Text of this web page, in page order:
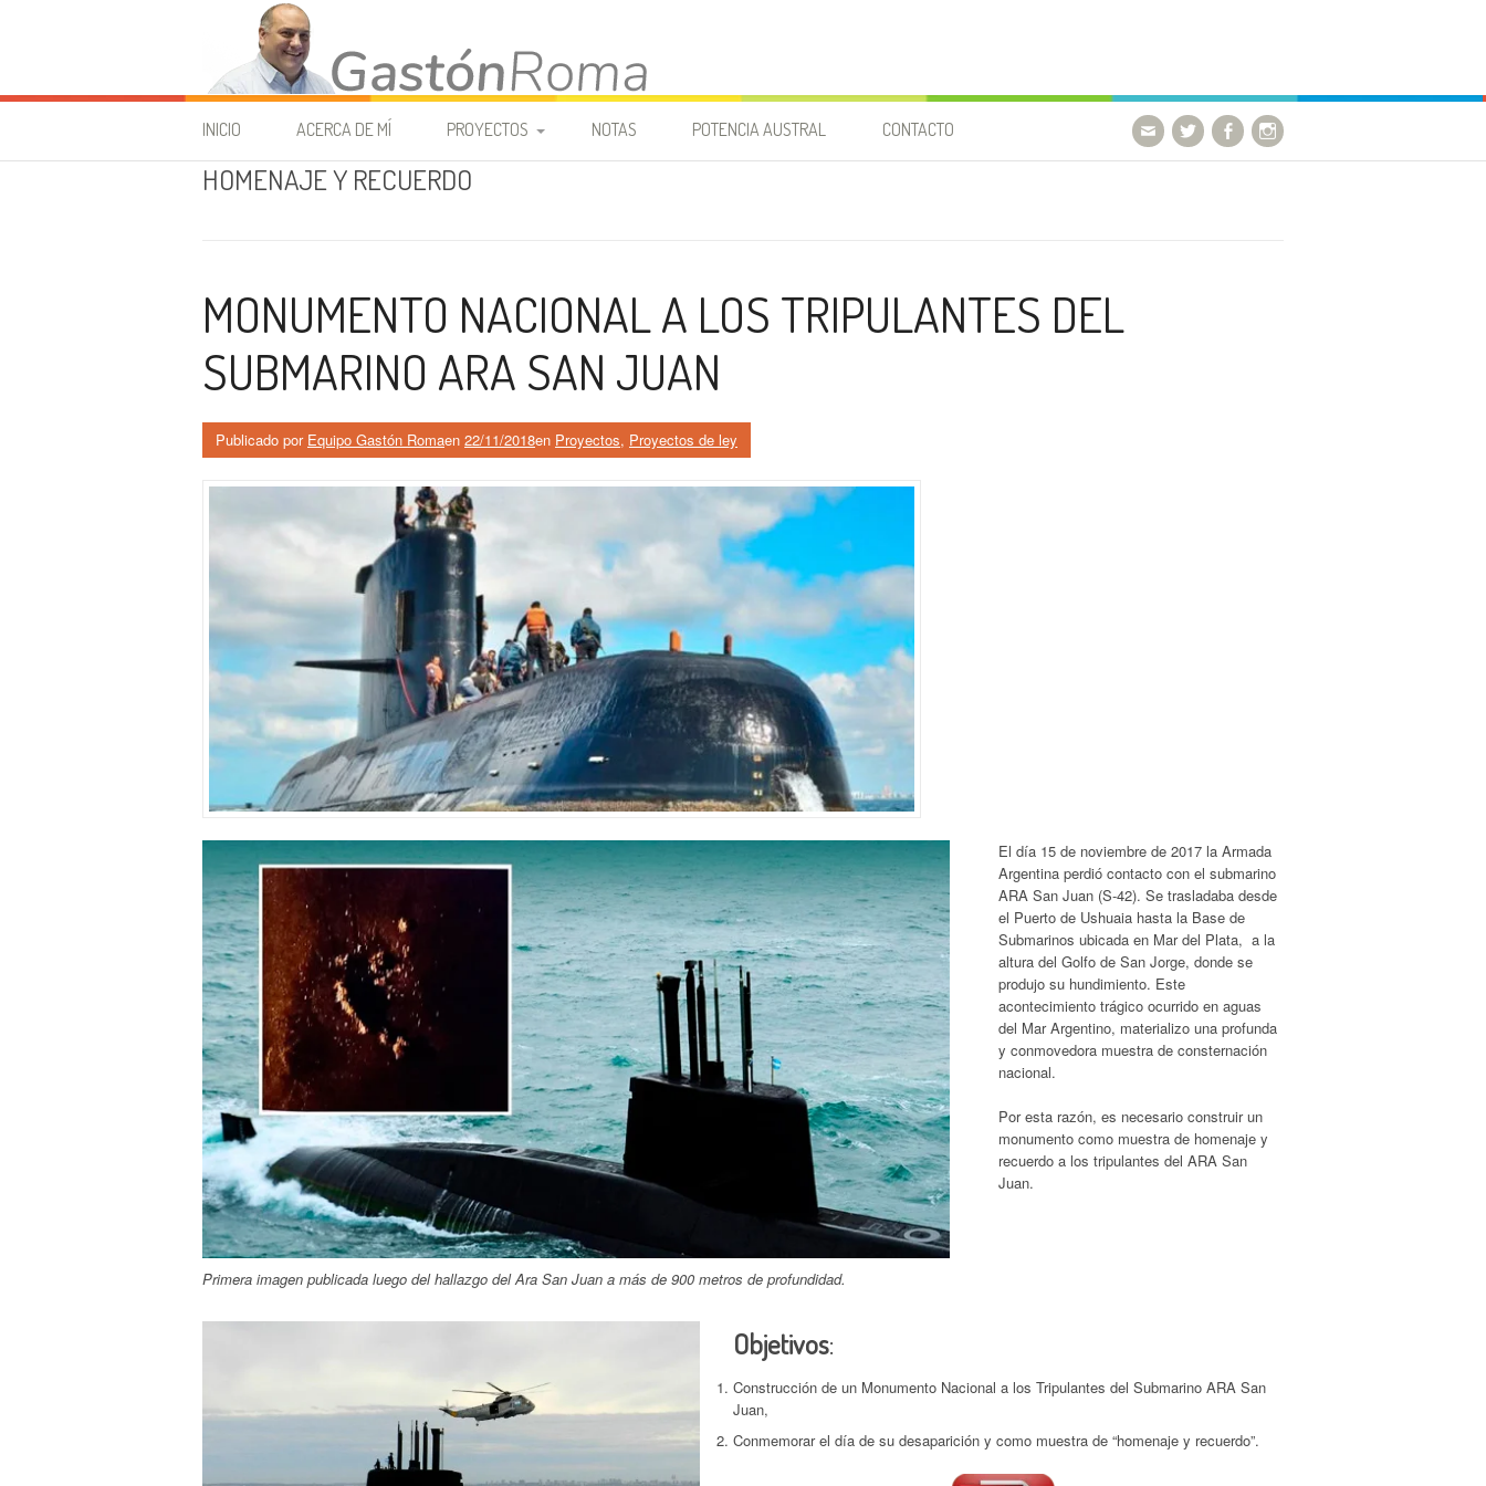
Gastón Roma – Diputado Nacional – Tierra del Fuego
INICIO ACERCA DE MÍ PROYECTOS
PROYECTOS DE LEY
PROYECTOS DE
NOTAS POTENCIA AUSTRAL CONTACTO
HOMENAJE Y RECUERDO
MONUMENTO NACIONAL A LOS TRIPULANTES DEL
SUBMARINO ARA SAN JUAN
Publicado por Equipo Gastón Romaen 22/11/2018en Proyectos, Proyectos de ley
Primera imagen publicada luego del hallazgo del Ara San Juan a más de 900 metros de profundidad.
El día 15 de noviembre de 2017 la Armada
Argentina perdió contacto con el submarino
ARA San Juan (S-42). Se trasladaba desde
el Puerto de Ushuaia hasta la Base de
Submarinos ubicada en Mar del Plata, a la
altura del Golfo de San Jorge, donde se
produjo su hundimiento. Este
acontecimiento trágico ocurrido en aguas
del Mar Argentino, materializo una profunda
y conmovedora muestra de consternación
nacional.
Por esta razón, es necesario construir un
monumento como muestra de homenaje y
recuerdo a los tripulantes del ARA San
Juan.
Objetivos:
Construcción de un Monumento Nacional a los Tripulantes del Submarino ARA San
Juan,
Conmemorar el día de su desaparición y como muestra de “homenaje y recuerdo”.